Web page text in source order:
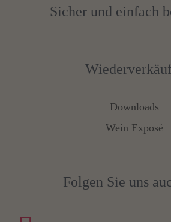
Sicher und einfach
Downloads
Wein Exposé
Folgen Sie uns